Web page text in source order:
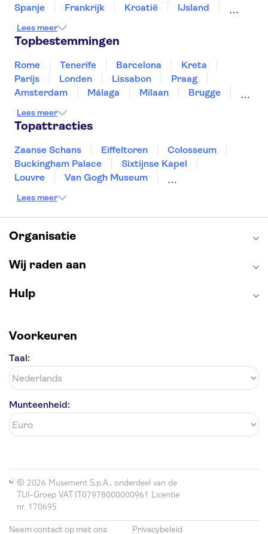
Spanje
Frankrijk Kroatië
IJsland
Noorwegen
Portugal
Thailand
Tunesië
Lees meer
Topbestemmingen
Rome Tenerife Barcelona
Kreta
Parijs
Londen Lissabon
Praag
Amsterdam
Málaga Milaan
Brugge
Den Haag
Utrecht
Haarlem
Leiden
Lees meer
Topattracties
Zaanse Schans Eiffeltoren
Colosseum
Buckingham Palace
Sixtijnse Kapel
Louvre
Van Gogh Museum
Tower of London
Moulin Rouge
Keukenhof
ARTIS
Edinburgh Castle
Alhambra
Lees meer
Organisatie
Wij raden aan
Hulp
Voorkeuren
Taal:
Munteenheid:
© 2026 Musement S.p.A., onderdeel van de
TUI-Groep VAT IT07978000000961 Licentie
nr. 170695
Neem contact op met ons Privacybeleid